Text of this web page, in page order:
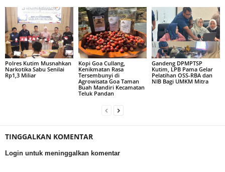
Polres Kutim Musnahkan
Narkotika Sabu Senilai
Rp1,3 Miliar
Kopi Goa Cullang,
Kenikmatan Rasa
Tersembunyi di
Agrowisata Goa Taman
Buah Mandiri Kecamatan
Teluk Pandan
Gandeng DPMPTSP
Kutim, LPB Pama Gelar
Pelatihan OSS-RBA dan
NIB Bagi UMKM Mitra
TINGGALKAN KOMENTAR
Login untuk meninggalkan komentar